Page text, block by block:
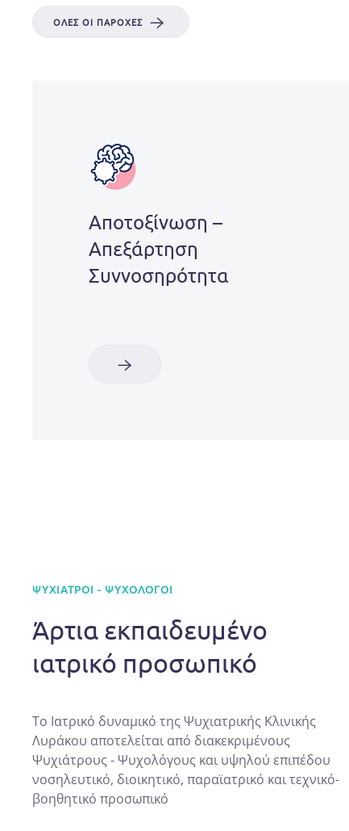
ΌΛΕΣ ΟΙ ΠΑΡΟΧΈΣ
Αποτοξίνωση –
Aπεξάρτηση
Συννοσηρότητα
ΨΥΧΊΑΤΡΟΙ - ΨΥΧΟΛΌΓΟΙ
Άρτια εκπαιδευμένο
ιατρικό προσωπικό
Το Ιατρικό δυναμικό της Ψυχιατρικής Κλινικής
Λυράκου αποτελείται από διακεκριμένους
Ψυχιάτρους - Ψυχολόγους και υψηλού επιπέδου
νοσηλευτικό, διοικητικό, παραϊατρικό και τεχνικό-
βοηθητικό προσωπικό